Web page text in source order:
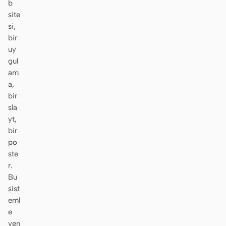
b
site
si,
bir
uy
gul
am
a,
bir
sla
yt,
bir
po
ste
r.
Bu
sist
eml
e
yen